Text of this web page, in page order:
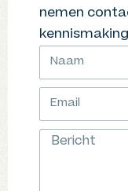
nemen